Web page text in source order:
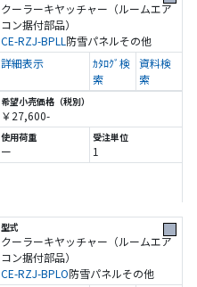
クーラーキヤッチャー（ルームエア
コン据付部品）
CE-RZJ-BPLL 防雪パネルその他
ー 1
￥27,600-
詳細表示
ｶﾀﾛｸﾞ検
索
資料検
索
クーラーキヤッチャー（ルームエア
コン据付部品）
CE-RZJ-BPLO防雪パネルその他